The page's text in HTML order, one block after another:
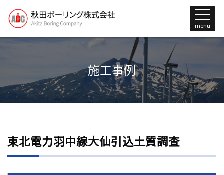
menu
施工事例
東北電力羽中線大仙引込土質調査